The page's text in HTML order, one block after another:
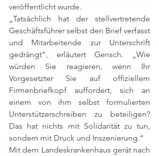
veröffentlicht wurde.
„Tatsächlich hat der stellvertretende
Geschäftsführer selbst den Brief verfasst
und Mitarbeitende zur Unterschrift
gedrängt“, erläutert Gensch. „Wie
würden Sie reagieren, wenn Ihr
Vorgesetzter Sie auf offiziellem
Firmenbriefkopf auffordert, sich an
einem von ihm selbst formulierten
Unterstützerschreiben zu beteiligen?
Das hat nichts mit Solidarität zu tun,
sondern mit Druck und Inszenierung.“
Mit dem Landeskrankenhaus gerät nach